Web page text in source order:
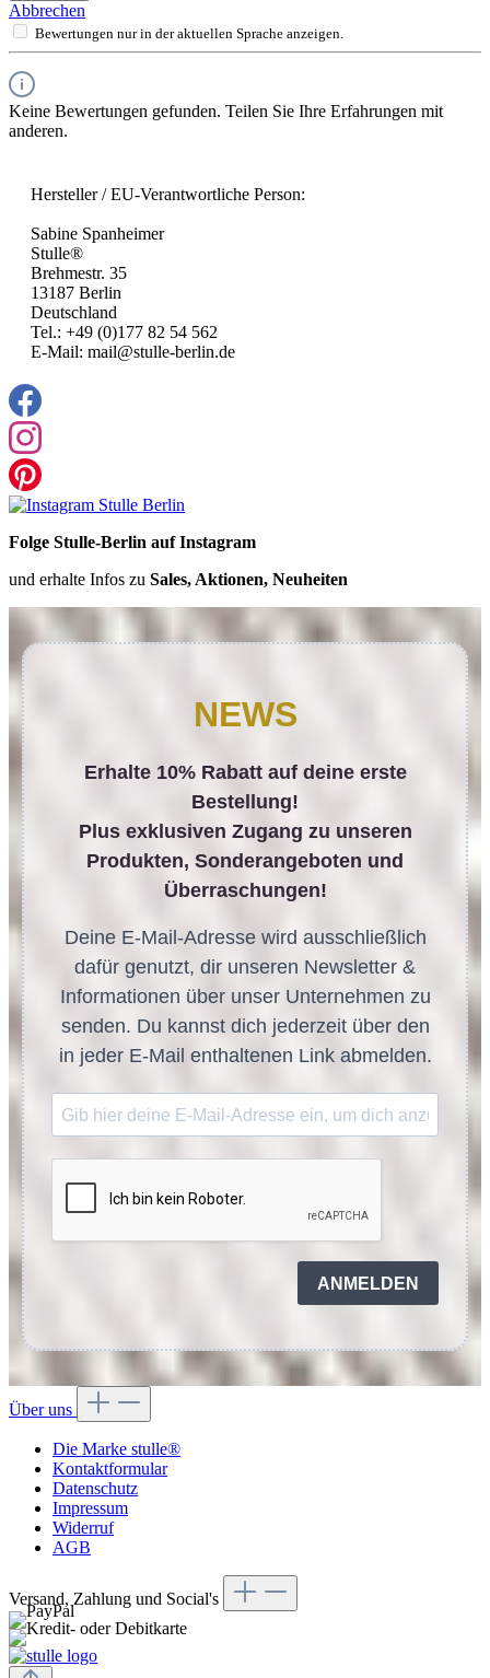
Abbrechen
Bewertungen nur in der aktuellen Sprache anzeigen.
Keine Bewertungen gefunden. Teilen Sie Ihre Erfahrungen mit
anderen.
Hersteller / EU-Verantwortliche Person:
Sabine Spanheimer
Stulle®
Brehmestr. 35
13187 Berlin
Deutschland
Tel.: +49 (0)177 82 54 562
E-Mail: mail@stulle-berlin.de
Folge Stulle-Berlin auf Instagram
und erhalte Infos zu Sales, Aktionen, Neuheiten
NEWS
Erhalte 10% Rabatt auf deine erste
Bestellung!
Plus exklusiven Zugang zu unseren
Produkten, Sonderangeboten und
Überraschungen!
Deine E-Mail-Adresse wird ausschließlich
dafür genutzt, dir unseren Newsletter &
Informationen über unser Unternehmen zu
senden. Du kannst dich jederzeit über den
in jeder E-Mail enthaltenen Link abmelden.
ANMELDEN
Über uns
Die Marke stulle®
Kontaktformular
Datenschutz
Impressum
Widerruf
AGB
Versand, Zahlung und Social's